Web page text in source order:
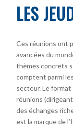
LES
Ces réunions ont
avancées du
thèmes concrets
comptent parmi
secteur. Le format
réunions
des échanges
est la marque de